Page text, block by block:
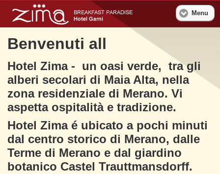
Menu
Benvenuti all
Hotel Zima - un oasi verde, tra gli
alberi secolari di Maia Alta, nella
zona residenziale di Merano. Vi
aspetta ospitalità e tradizione.
Hotel Zima é ubicato a pochi minuti
dal centro storico di Merano, dalle
Terme di Merano e dal giardino
botanico Castel Trauttmansdorff.